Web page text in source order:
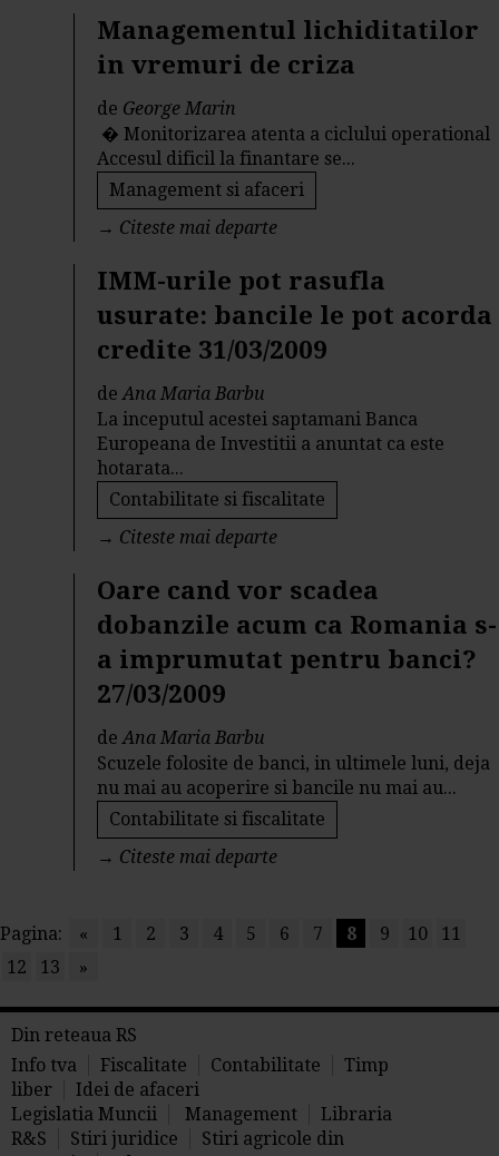
Managementul lichiditatilor
in vremuri de criza
de George Marin
� Monitorizarea atenta a ciclului operational
Accesul dificil la finantare se...
Management si afaceri
→ Citeste mai departe
IMM-urile pot rasufla
usurate: bancile le pot acorda
credite 31/03/2009
deAna Maria Barbu
La inceputul acestei saptamani Banca
Europeana de Investitii a anuntat ca este
hotarata...
Contabilitate si fiscalitate
→ Citeste mai departe
Oare cand vor scadea
dobanzile acum ca Romania s-
a imprumutat pentru banci?
27/03/2009
deAna Maria Barbu
Scuzele folosite de banci, in ultimele luni, deja
nu mai au acoperire si bancile nu mai au...
Contabilitate si fiscalitate
→ Citeste mai departe
Pagina: « 1 2 3 4 5 6 7 8 9 10
11
12
13 »
Din reteaua RS
Info tva
Fiscalitate Contabilitate
Timp
liber
Idei de afaceri
Legislatia Muncii
Management
Libraria
R&S
Stiri juridice
Stiri agricole din